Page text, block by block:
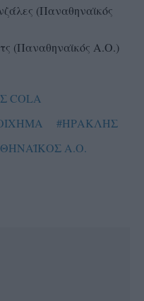
(Παναθηναϊκός
(Παναθηναϊκός Α.Ο.)
COLA
#ΗΡΑΚΛΗΣ
Α.Ο.